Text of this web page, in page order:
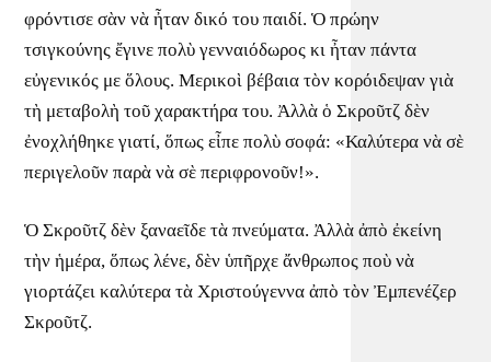
φρόντισε σὰν νὰ ἦταν δικό του παιδί. Ὁ πρώην
τσιγκούνης ἔγινε πολὺ γενναιόδωρος κι ἦταν πάντα
εὐγενικός με ὅλους. Μερικοὶ βέβαια τὸν κορόιδεψαν γιὰ
τὴ μεταβολὴ τοῦ χαρακτήρα του. Ἀλλὰ ὁ Σκροῦτζ δὲν
ἐνοχλήθηκε γιατί, ὅπως εἶπε πολὺ σοφά: «Καλύτερα νὰ σὲ
περιγελοῦν παρὰ νὰ σὲ περιφρονοῦν!».
Ὁ Σκροῦτζ δὲν ξαναεῖδε τὰ πνεύματα. Ἀλλὰ ἀπὸ ἐκείνη
τὴν ἡμέρα, ὅπως λένε, δὲν ὑπῆρχε ἄνθρωπος ποὺ νὰ
γιορτάζει καλύτερα τὰ Χριστούγεννα ἀπὸ τὸν Ἐμπενέζερ
Σκροῦτζ.